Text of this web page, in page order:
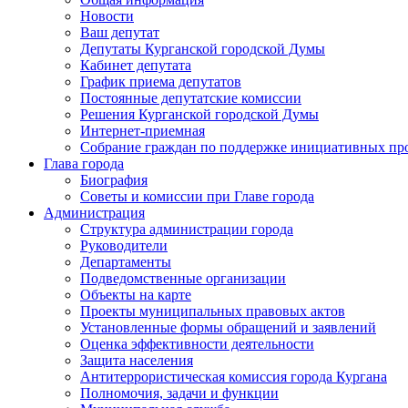
Новости
Ваш депутат
Депутаты Курганской городской Думы
Кабинет депутата
График приема депутатов
Постоянные депутатские комиссии
Решения Курганской городской Думы
Интернет-приемная
Собрание граждан по поддержке инициативных
Глава города
Биография
Советы и комиссии при Главе города
Администрация
Структура администрации города
Руководители
Департаменты
Подведомственные организации
Объекты на карте
Проекты муниципальных правовых актов
Установленные формы обращений и заявлений
Оценка эффективности деятельности
Защита населения
Антитеррористическая комиссия города Кургана
Полномочия, задачи и функции